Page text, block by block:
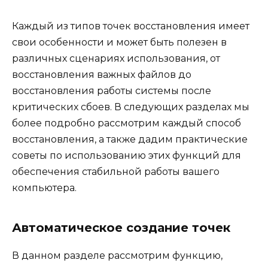
Каждый из типов точек восстановления имеет
свои особенности и может быть полезен в
различных сценариях использования, от
восстановления важных файлов до
восстановления работы системы после
критических сбоев. В следующих разделах мы
более подробно рассмотрим каждый способ
восстановления, а также дадим практические
советы по использованию этих функций для
обеспечения стабильной работы вашего
компьютера.
Автоматическое создание точек
В данном разделе рассмотрим функцию,